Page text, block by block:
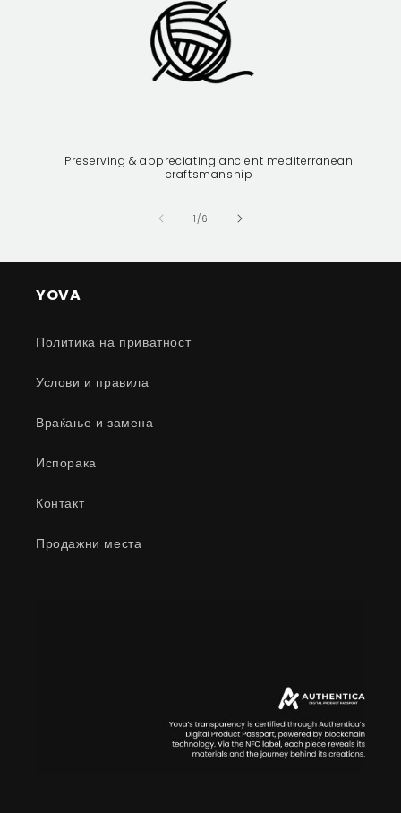
Preserving & appreciating ancient mediterranean
craftsmanship
1 /of
6
YOVA
Политика на приватност
Услови и правила
Враќање и замена
Испорака
Контакт
Продажни места